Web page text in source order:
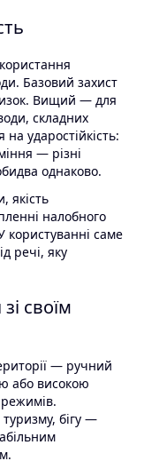
Базовий захист
Вищий — для
складних
ударостійкість:
— різні
однаково.
якість
налобного
користуванні саме
речі, яку
своїм
— ручний
або високою
бігу —